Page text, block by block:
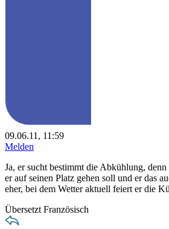
09.06.11, 11:59
Melden
Ja, er sucht bestimmt die Abkühlung,
er auf seinen Platz gehen soll und er das
eher, bei dem Wetter aktuell feiert er die
Übersetzt Französisch